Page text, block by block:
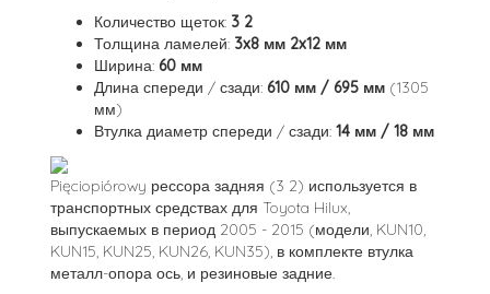
Количество щеток: 3 2
Толщина ламелей: 3x8 мм 2x12 мм
Ширина: 60 мм
Длина спереди / сзади: 610 мм / 695 мм (1305
мм)
Втулка диаметр спереди / сзади: 14 мм / 18 мм
Pięciopiórowy рессора задняя (3 2) используется в
транспортных средствах для Toyota Hilux,
выпускаемых в период 2005 - 2015 (модели, KUN10,
KUN15, KUN25, KUN26, KUN35), в комплекте втулка
металл-опора ось, и резиновые задние.